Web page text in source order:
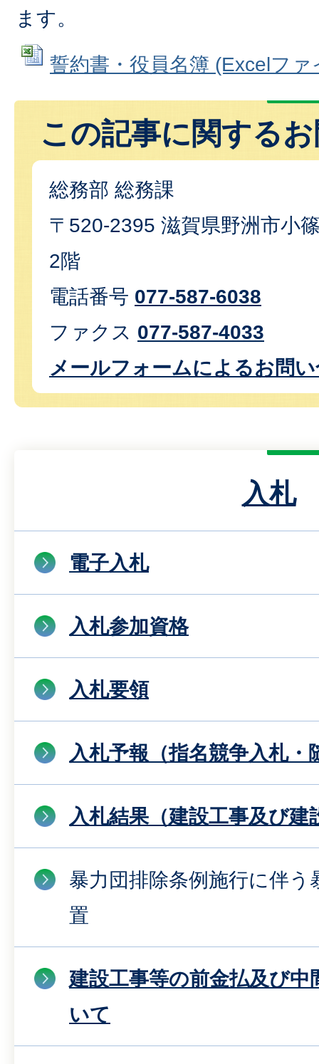
ます。
誓約書・役員名簿 (Excelフ
この記事に関する
総務部 総務課
〒520-2395 滋賀県野洲市小
2階
電話番号 077-587-6038
ファクス 077-587-4033
メールフォームによるお問
入札
電子入札
入札参加資格
入札要領
入札予報（指名競争入札・
入札結果（建設工事及び建
暴力団排除条例施行に伴う
置
建設工事等の前金払及び中
いて